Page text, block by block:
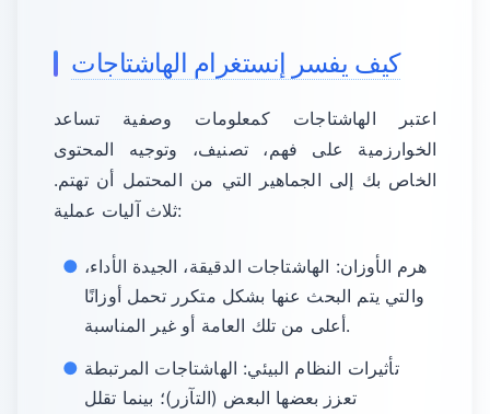
كيف يفسر إنستغرام الهاشتاجات
اعتبر الهاشتاجات كمعلومات وصفية تساعد
الخوارزمية على فهم، تصنيف، وتوجيه المحتوى
الخاص بك إلى الجماهير التي من المحتمل أن تهتم.
ثلاث آليات عملية:
هرم الأوزان: الهاشتاجات الدقيقة، الجيدة الأداء،
والتي يتم البحث عنها بشكل متكرر تحمل أوزانًا
أعلى من تلك العامة أو غير المناسبة.
تأثيرات النظام البيئي: الهاشتاجات المرتبطة
تعزز بعضها البعض (التآزر)؛ بينما تقلل